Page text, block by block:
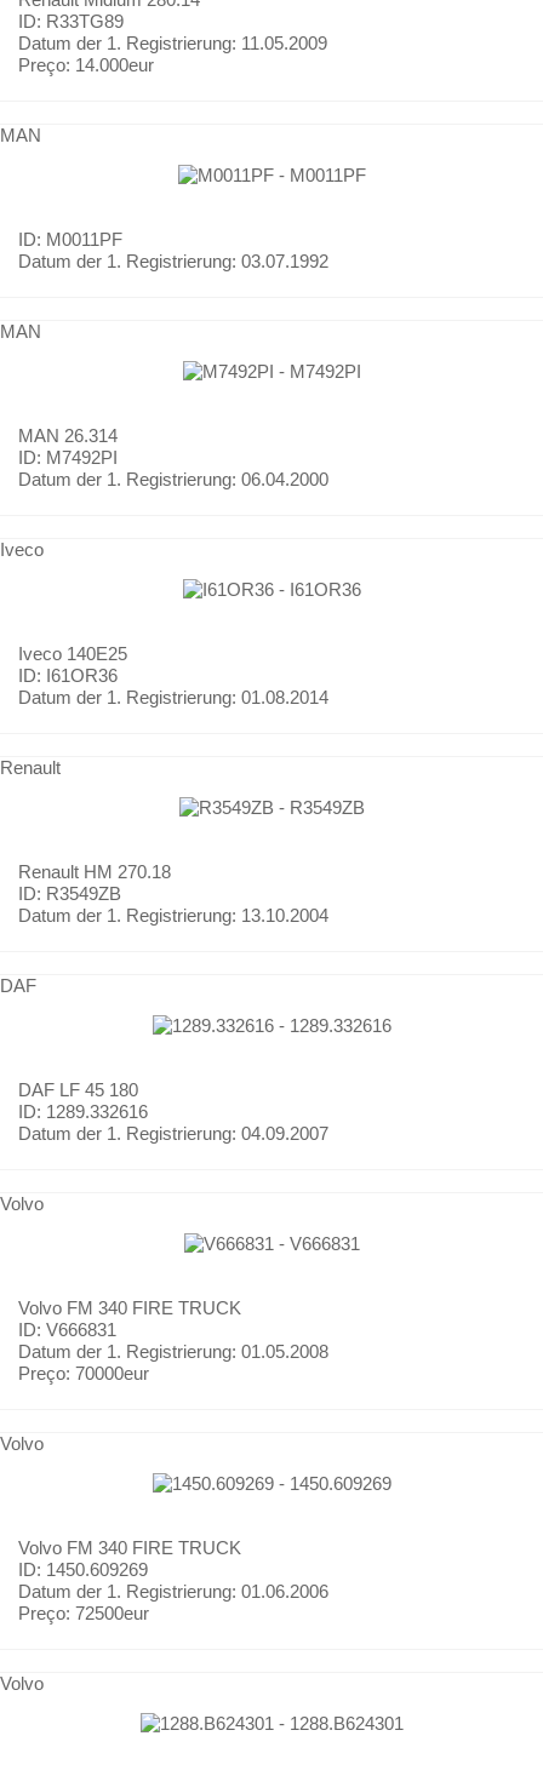
ID: R33TG89
Datum der 1. Registrierung: 11.05.2009
Preço: 14.000eur
MAN
ID: M0011PF
Datum der 1. Registrierung: 03.07.1992
MAN
MAN 26.314
ID: M7492PI
Datum der 1. Registrierung: 06.04.2000
Iveco
Iveco 140E25
ID: I61OR36
Datum der 1. Registrierung: 01.08.2014
Renault
Renault HM 270.18
ID: R3549ZB
Datum der 1. Registrierung: 13.10.2004
DAF
DAF LF 45 180
ID: 1289.332616
Datum der 1. Registrierung: 04.09.2007
Volvo
Volvo FM 340 FIRE TRUCK
ID: V666831
Datum der 1. Registrierung: 01.05.2008
Preço: 70000eur
Volvo
Volvo FM 340 FIRE TRUCK
ID: 1450.609269
Datum der 1. Registrierung: 01.06.2006
Preço: 72500eur
Volvo